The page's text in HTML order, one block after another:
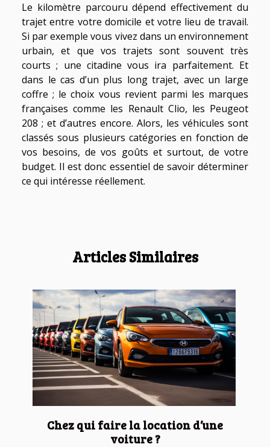
Le kilomètre parcouru dépend effectivement du
trajet entre votre domicile et votre lieu de travail.
Si par exemple vous vivez dans un environnement
urbain, et que vos trajets sont souvent très
courts ; une citadine vous ira parfaitement. Et
dans le cas d’un plus long trajet, avec un large
coffre ; le choix vous revient parmi les marques
françaises comme les Renault Clio, les Peugeot
208 ; et d’autres encore. Alors, les véhicules sont
classés sous plusieurs catégories en fonction de
vos besoins, de vos goûts et surtout, de votre
budget. Il est donc essentiel de savoir déterminer
ce qui intéresse réellement.
Articles Similaires
Chez qui faire la location d’une
voiture ?